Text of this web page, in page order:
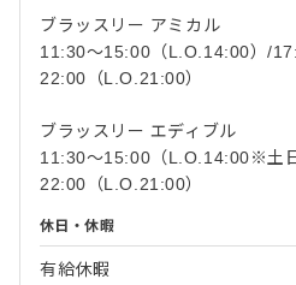
ブラッスリー アミカル
11:30〜15:00（L.O.14:00）/
22:00（L.O.21:00）
ブラッスリー エディブル
11:30〜15:00（L.O.14:00※土
22:00（L.O.21:00）
休日・休暇
有給休暇